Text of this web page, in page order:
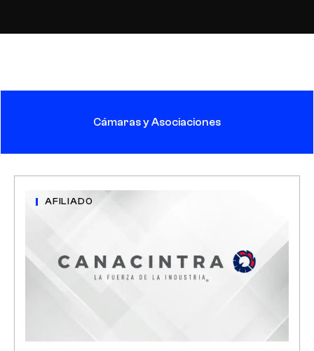
Cámaras y Asociaciones
AFILIADO